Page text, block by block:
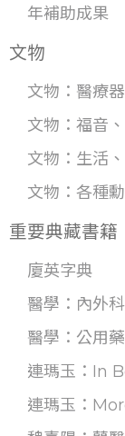
年補助成果
文物
文物：醫療
文物：福音
文物：生活
文物：各種
重要典藏書籍
廈英字典
醫學：內外
醫學：公用
連瑪玉：In
連瑪玉：